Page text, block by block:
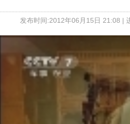
发布时间:2012年06月15日 21:08 |